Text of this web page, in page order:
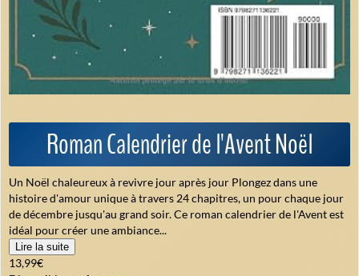
Roman Calendrier de l'Avent Noël
Un Noël chaleureux à revivre jour après jour Plongez dans une
histoire d'amour unique à travers 24 chapitres, un pour chaque jour
de décembre jusqu'au grand soir. Ce roman calendrier de l'Avent est
idéal pour créer une ambiance...
Lire la suite
13,99€